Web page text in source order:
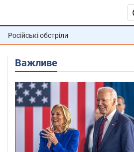
Російські обстріли
Важливе